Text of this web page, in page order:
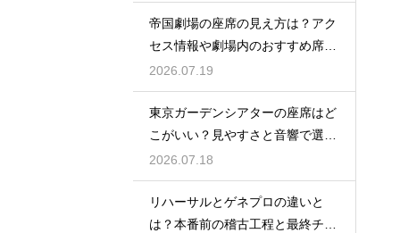
帝国劇場の座席の見え方は？アク
セス情報や劇場内のおすすめ席を
徹底ガイド
2026.07.19
東京ガーデンシアターの座席はど
こがいい？見やすさと音響で選ぶ
おすすめのポジション
2026.07.18
リハーサルとゲネプロの違いと
は？本番前の稽古工程と最終チェ